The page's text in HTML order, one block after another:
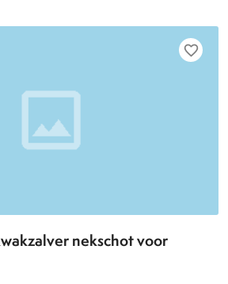
favorite_border
nekschot voor